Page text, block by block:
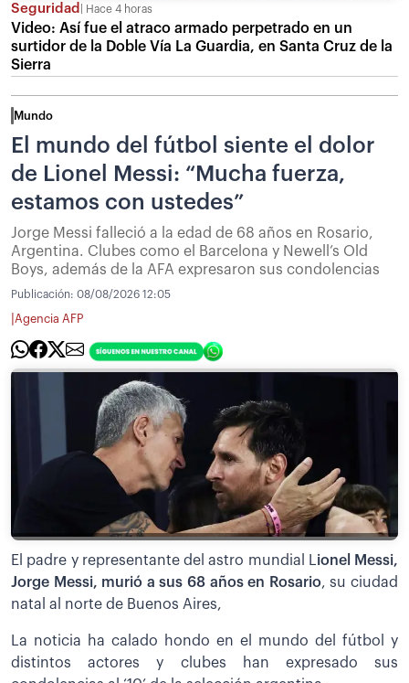
Seguridad Hace 4 horas
Video: Así fue el atraco armado perpetrado en un
surtidor de la Doble Vía La Guardia, en Santa Cruz de la
Sierra
Mundo
El mundo del fútbol siente el dolor
de Lionel Messi: “Mucha fuerza,
estamos con ustedes”
Jorge Messi falleció a la edad de 68 años en Rosario,
Argentina. Clubes como el Barcelona y Newell’s Old
Boys, además de la AFA expresaron sus condolencias
Publicación: 08/08/2026 12:05
Agencia AFP
El padre y representante del astro mundial Lionel Messi,
Jorge Messi, murió a sus 68 años en Rosario, su ciudad
natal al norte de Buenos Aires,
La noticia ha calado hondo en el mundo del fútbol y
distintos actores y clubes han expresado sus